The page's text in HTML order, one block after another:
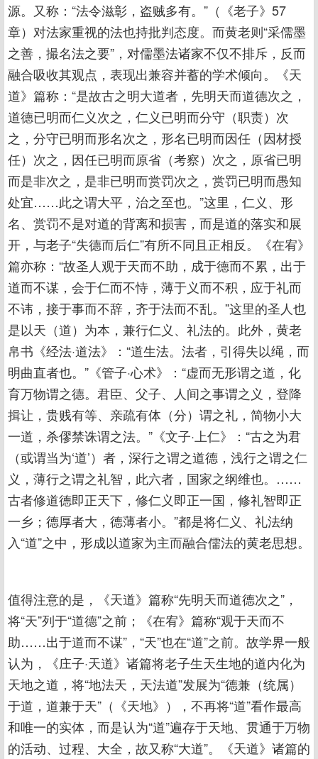
源。又称：“法令滋彰，盗贼多有。”（《老子》57
章）对法家重视的法也持批判态度。而黄老则“采儒墨
之善，撮名法之要”，对儒墨法诸家不仅不排斥，反而
融合吸收其观点，表现出兼容并蓄的学术倾向。《天
道》篇称：“是故古之明大道者，先明天而道德次之，
道德已明而仁义次之，仁义已明而分守（职责）次
之，分守已明而形名次之，形名已明而因任（因材授
任）次之，因任已明而原省（考察）次之，原省已明
而是非次之，是非已明而赏罚次之，赏罚已明而愚知
处宜……此之谓大平，治之至也。”这里，仁义、形
名、赏罚不是对道的背离和损害，而是道的落实和展
开，与老子“失德而后仁”有所不同且正相反。《在宥》
篇亦称：“故圣人观于天而不助，成于德而不累，出于
道而不谋，会于仁而不恃，薄于义而不积，应于礼而
不讳，接于事而不辞，齐于法而不乱。”这里的圣人也
是以天（道）为本，兼行仁义、礼法的。此外，黄老
帛书《经法·道法》：“道生法。法者，引得失以绳，而
明曲直者也。”《管子·心术》：“虚而无形谓之道，化
育万物谓之德。君臣、父子、人间之事谓之义，登降
揖让，贵贱有等、亲疏有体（分）谓之礼，简物小大
一道，杀僇禁诛谓之法。”《文子·上仁》：“古之为君
（或谓当为‘道’）者，深行之谓之道德，浅行之谓之仁
义，薄行之谓之礼智，此六者，国家之纲维也。……
古者修道德即正天下，修仁义即正一国，修礼智即正
一乡；德厚者大，德薄者小。”都是将仁义、礼法纳
入“道”之中，形成以道家为主而融合儒法的黄老思想。
值得注意的是，《天道》篇称“先明天而道德次之”，
将“天”列于“道德”之前；《在宥》篇称“观于天而不
助……出于道而不谋”，“天”也在“道”之前。故学界一般
认为，《庄子·天道》诸篇将老子生天生地的道内化为
天地之道，将“地法天，天法道”发展为“德兼（统属）
于道，道兼于天”（《天地》），不再将“道”看作最高
和唯一的实体，而是认为“道”遍存于天地、贯通于万物
的活动、过程、大全，故又称“大道”。《天道》诸篇的